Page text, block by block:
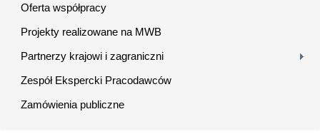
Oferta współpracy
Projekty realizowane na MWB
Partnerzy krajowi i zagraniczni
Zespół Ekspercki Pracodawców
Zamówienia publiczne